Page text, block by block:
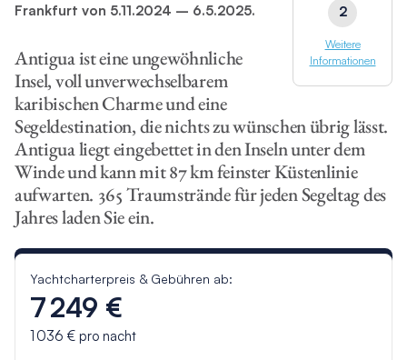
2
Weitere
Informationen
Frankfurt von 5.11.2024 – 6.5.2025.
Antigua ist eine ungewöhnliche
Insel, voll unverwechselbarem
karibischen Charme und eine
Segeldestination, die nichts zu wünschen übrig lässt.
Antigua liegt eingebettet in den Inseln unter dem
Winde und kann mit 87 km feinster Küstenlinie
aufwarten. 365 Traumstrände für jeden Segeltag des
Jahres laden Sie ein.
Yachtcharterpreis & Gebühren ab:
7 249 €
1 036 €pro nacht